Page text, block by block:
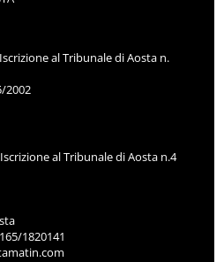
al Tribunale di Aosta n.
2002
al Tribunale di Aosta n.4
1820141